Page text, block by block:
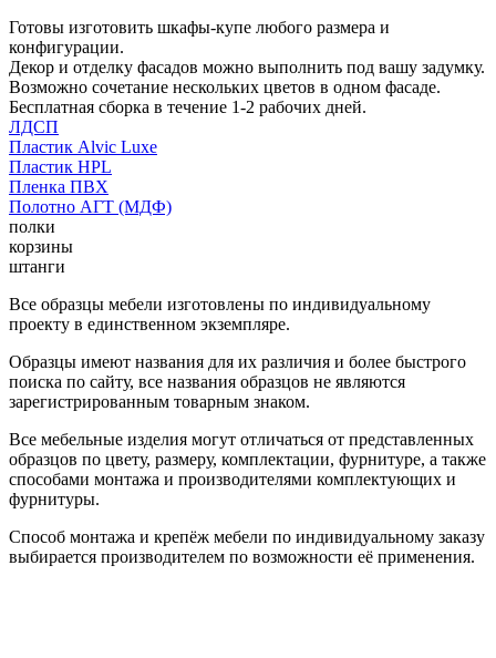
Готовы изготовить шкафы-купе любого размера и
конфигурации.
Декор и отделку фасадов можно выполнить под вашу задумку.
Возможно сочетание нескольких цветов в одном фасаде.
Бесплатная сборка в течение 1-2 рабочих дней.
ЛДСП
Пластик Alvic Luxe
Пластик HPL
Пленка ПВХ
Полотно АГТ (МДФ)
полки
корзины
штанги
Все образцы мебели изготовлены по индивидуальному
проекту в единственном экземпляре.
Образцы имеют названия для их различия и более быстрого
поиска по сайту, все названия образцов не являются
зарегистрированным товарным знаком.
Все мебельные изделия могут отличаться от представленных
образцов по цвету, размеру, комплектации, фурнитуре, а также
способами монтажа и производителями комплектующих и
фурнитуры.
Способ монтажа и крепёж мебели по индивидуальному заказу
выбирается производителем по возможности её применения.